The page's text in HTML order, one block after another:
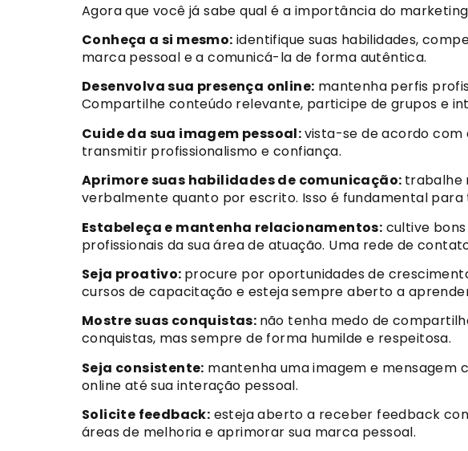
Agora que você já sabe qual é a importância do
Conheça a si mesmo: identifique suas habilidades,
marca pessoal e a comunicá-la de forma autêntica.
Desenvolva sua presença online: mantenha perfis
Compartilhe conteúdo relevante, participe de grupos e
Cuide da sua imagem pessoal:vista-se de acordo com
transmitir profissionalismo e confiança.
Aprimore suas habilidades de comunicação: trabalhe
verbalmente quanto por escrito. Isso é fundamental para
Estabeleça e mantenha relacionamentos: cultive
profissionais da sua área de atuação. Uma rede de
Seja proativo: procure por oportunidades de
cursos de capacitação e esteja sempre aberto a
Mostre suas conquistas: não tenha medo de
conquistas, mas sempre de forma humilde e respeitosa.
Seja consistente: mantenha uma imagem e mensagem
online até sua interação pessoal.
Solicite feedback: esteja aberto a receber feedback
áreas de melhoria e aprimorar sua marca pessoal.